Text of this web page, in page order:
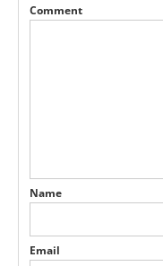
Comment
Name
Email